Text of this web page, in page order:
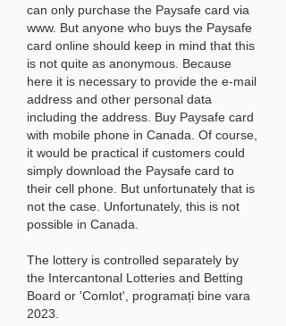
can only purchase the Paysafe card via
www. But anyone who buys the Paysafe
card online should keep in mind that this
is not quite as anonymous. Because
here it is necessary to provide the e-mail
address and other personal data
including the address. Buy Paysafe card
with mobile phone in Canada. Of course,
it would be practical if customers could
simply download the Paysafe card to
their cell phone. But unfortunately that is
not the case. Unfortunately, this is not
possible in Canada.
The lottery is controlled separately by
the Intercantonal Lotteries and Betting
Board or 'Comlot', programați bine vara
2023.